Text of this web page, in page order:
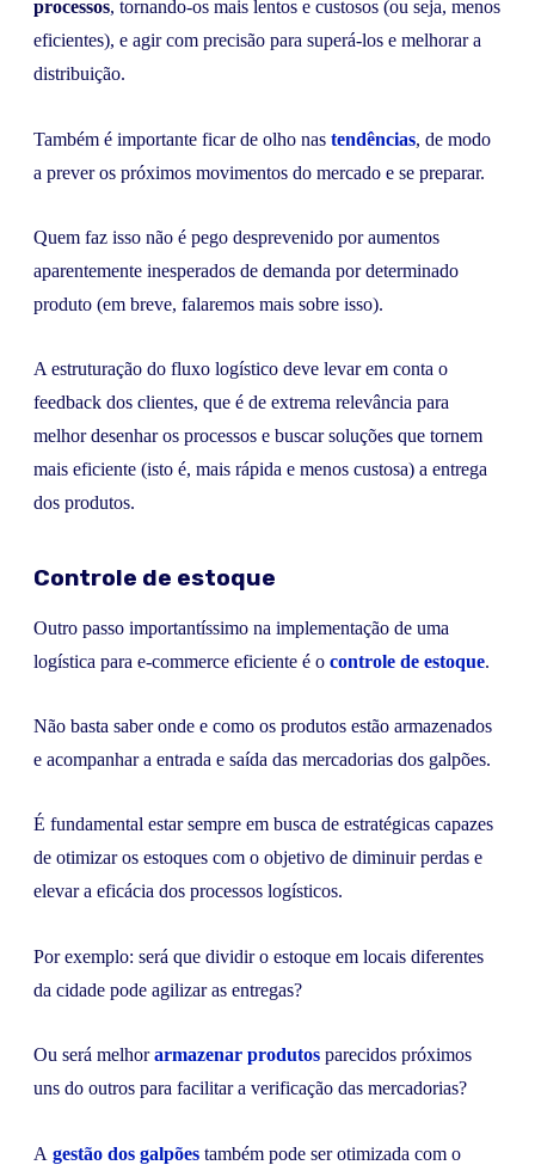
processos, tornando-os mais lentos e custosos (ou seja, menos
eficientes), e agir com precisão para superá-los e melhorar a
distribuição.
Também é importante ficar de olho nas tendências, de modo
a prever os próximos movimentos do mercado e se preparar.
Quem faz isso não é pego desprevenido por aumentos
aparentemente inesperados de demanda por determinado
produto (em breve, falaremos mais sobre isso).
A estruturação do fluxo logístico deve levar em conta o
feedback dos clientes, que é de extrema relevância para
melhor desenhar os processos e buscar soluções que tornem
mais eficiente (isto é, mais rápida e menos custosa) a entrega
dos produtos.
Controle de estoque
Outro passo importantíssimo na implementação de uma
logística para e-commerce eficiente é o controle de estoque.
Não basta saber onde e como os produtos estão armazenados
e acompanhar a entrada e saída das mercadorias dos galpões.
É fundamental estar sempre em busca de estratégicas capazes
de otimizar os estoques com o objetivo de diminuir perdas e
elevar a eficácia dos processos logísticos.
Por exemplo: será que dividir o estoque em locais diferentes
da cidade pode agilizar as entregas?
Ou será melhorarmazenar produtos parecidos próximos
uns do outros para facilitar a verificação das mercadorias?
A gestão dos galpões também pode ser otimizada com o